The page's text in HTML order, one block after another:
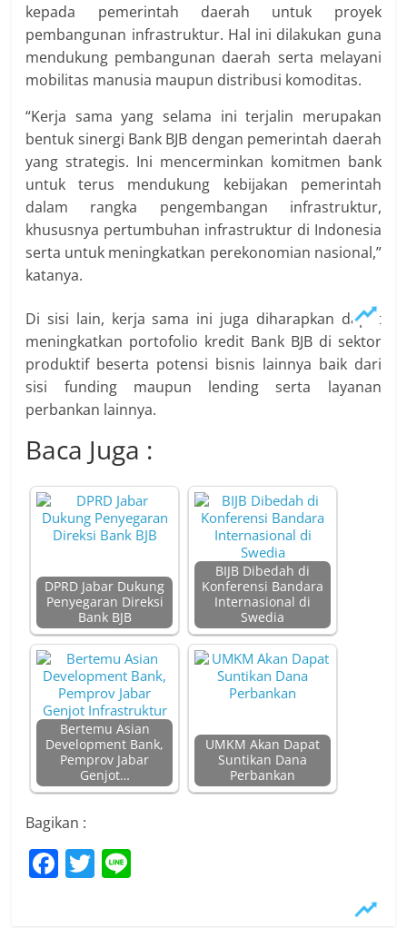
kepada pemerintah daerah untuk proyek
pembangunan infrastruktur. Hal ini dilakukan guna
mendukung pembangunan daerah serta melayani
mobilitas manusia maupun distribusi komoditas.
“Kerja sama yang selama ini terjalin merupakan
bentuk sinergi Bank BJB dengan pemerintah daerah
yang strategis. Ini mencerminkan komitmen bank
untuk terus mendukung kebijakan pemerintah
dalam rangka pengembangan infrastruktur,
khususnya pertumbuhan infrastruktur di Indonesia
serta untuk meningkatkan perekonomian nasional,”
katanya.
Di sisi lain, kerja sama ini juga diharapkan dapat
meningkatkan portofolio kredit Bank BJB di sektor
produktif beserta potensi bisnis lainnya baik dari
sisi funding maupun lending serta layanan
perbankan lainnya.
Baca Juga :
DPRD Jabar Dukung
Penyegaran Direksi
Bank BJB
BIJB Dibedah di
Konferensi Bandara
Internasional di
Swedia
Bertemu Asian
Development Bank,
Pemprov Jabar
Genjot…
UMKM Akan Dapat
Suntikan Dana
Perbankan
Bagikan :
F T